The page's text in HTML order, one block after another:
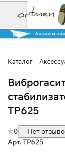
Каталог
TP625
0
Нет
Арт.TP625
Для